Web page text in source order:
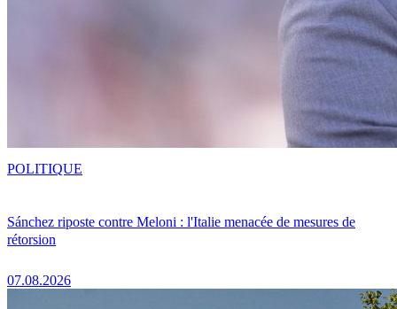
Sánchez riposte contre Meloni : l'Italie menacée de mesures de
rétorsion
07.08.2026
POLITIQUE